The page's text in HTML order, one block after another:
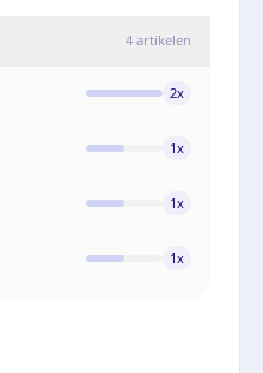
4 artikelen
2x
1x
1x
1x